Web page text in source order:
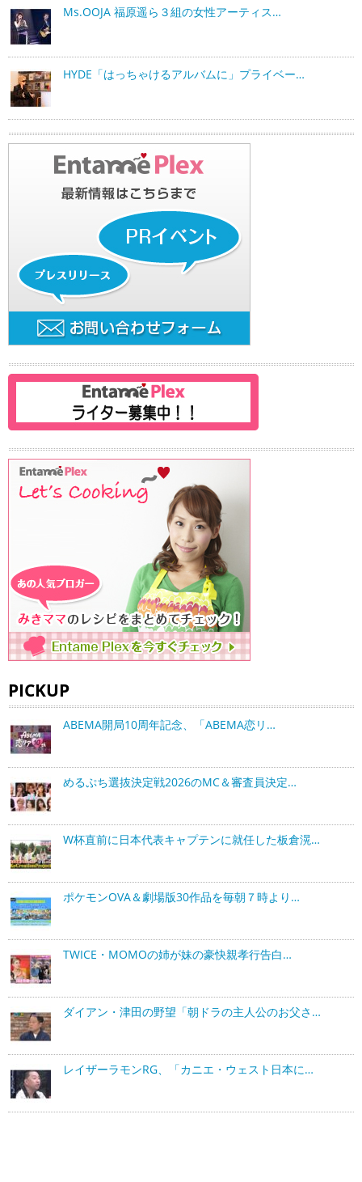
Ms.OOJA 福原遥ら３組の女性アーティス…
HYDE「はっちゃけるアルバムに」プライベー…
PICKUP
ABEMA開局10周年記念、「ABEMA恋リ…
めるぷち選抜決定戦2026のMC＆審査員決定…
W杯直前に日本代表キャプテンに就任した板倉滉…
ポケモンOVA＆劇場版30作品を毎朝７時より…
TWICE・MOMOの姉が妹の豪快親孝行告白…
ダイアン・津田の野望「朝ドラの主人公のお父さ…
レイザーラモンRG、「カニエ・ウェスト日本に…